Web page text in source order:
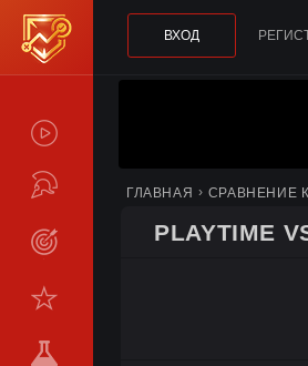
ВХОД
ГЛАВНАЯ СРАВНЕНИЕ
PLAYTIME